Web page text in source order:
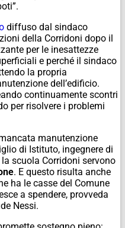
diffuso dal sindaco
della Corridoni dopo il
per le inesattezze
e perché il sindaco
la propria
dell’edificio.
continuamente scontri
per risolvere i problemi
manutenzione
di Istituto, ingegnere di
scuola Corridoni servono
. E questo risulta anche
ha le casse del Comune
a spendere, provveda
Nessi.